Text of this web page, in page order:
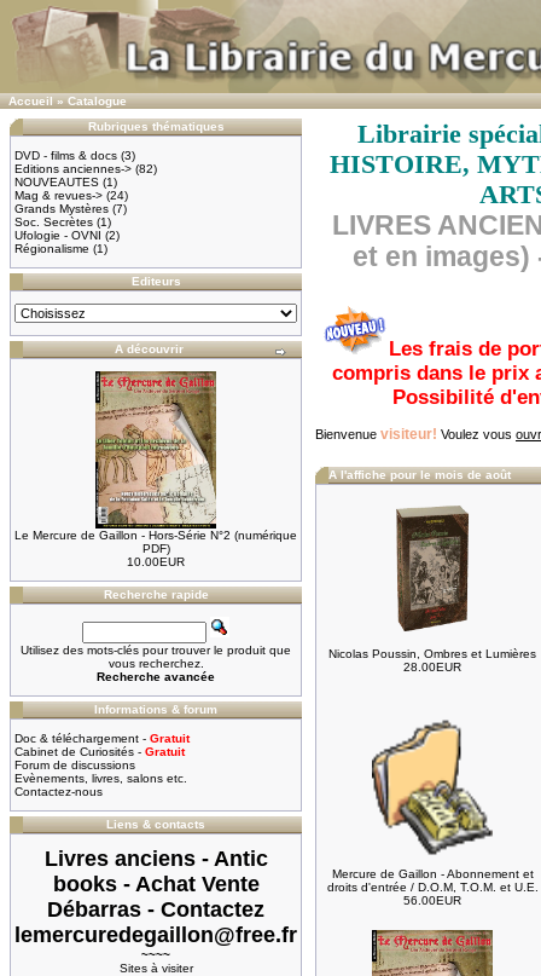
Accueil»Catalogue
Rubriques thématiques
DVD - films & docs (3)
Editions anciennes-> (82)
NOUVEAUTES (1)
Mag & revues-> (24)
Grands Mystères (7)
Soc. Secrètes (1)
Ufologie - OVNI (2)
Régionalisme (1)
Editeurs
A découvrir
Le Mercure de Gaillon - Hors-Série N°2 (numérique
PDF)
10.00EUR
Recherche rapide
Utilisez des mots-clés pour trouver le produit que
vous recherchez.
Recherche avancée
Informations & forum
Doc & téléchargement - Gratuit
Cabinet de Curiosités - Gratuit
Forum de discussions
Evènements, livres, salons etc.
Contactez-nous
Liens & contacts
Livres anciens - Antic
books - Achat Vente
Débarras - Contactez
lemercuredegaillon@free.fr
~~~~
Sites à visiter
Librairie
HISTOIRE,
LIVRES
et en
Les frais de
compris dans le prix
Possibilité
Bienvenue visiteur! Voulez vous
A l'affiche pour le mois de août
Nicolas Poussin, Ombres et Lumières
28.00EUR
Mercure de Gaillon - Abonnement et
droits d'entrée / D.O.M, T.O.M. et U.E.
56.00EUR